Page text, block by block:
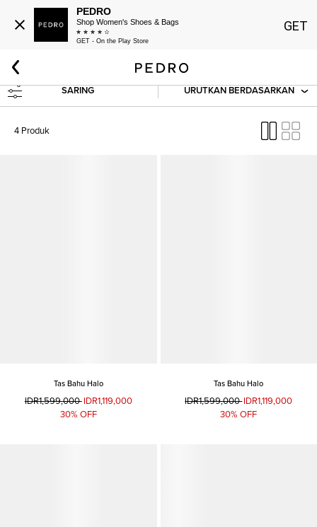
SARING URUTKAN BERDASARKAN
4 Produk
Tas Bahu Halo
IDR1,599,000 IDR1,119,000
30% OFF
Tas Bahu Halo
IDR1,599,000IDR1,119,000
30% OFF
PEDRO
Shop Women's Shoes & Bags
GET - On the Play Store
GET